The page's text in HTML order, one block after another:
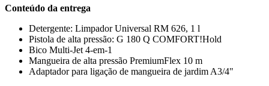
Conteúdo da entrega
Detergente: Limpador Universal RM 626, 1 l
Pistola de alta pressão: G 180 Q COMFORT!Hold
Bico Multi-Jet 4-em-1
Mangueira de alta pressão PremiumFlex 10 m
Adaptador para ligação de mangueira de jardim A3/4"